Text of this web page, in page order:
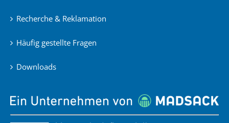
Recherche & Reklamation
Häufig gestellte Fragen
Downloads